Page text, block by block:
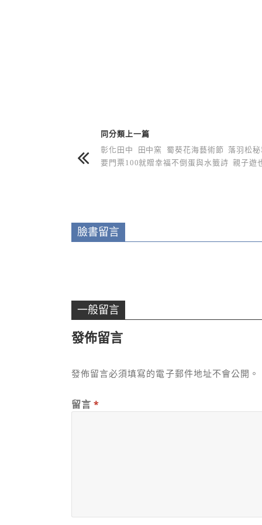
同分類上一篇
彰化田中 田中窯 蜀葵花海藝術節 落羽松
要門票100就贈幸福不倒蛋與水籤詩 親子遊
臉書留言
一般留言
發佈留言
發佈留言必須填寫的電子郵件地址不會公開。
留言 *